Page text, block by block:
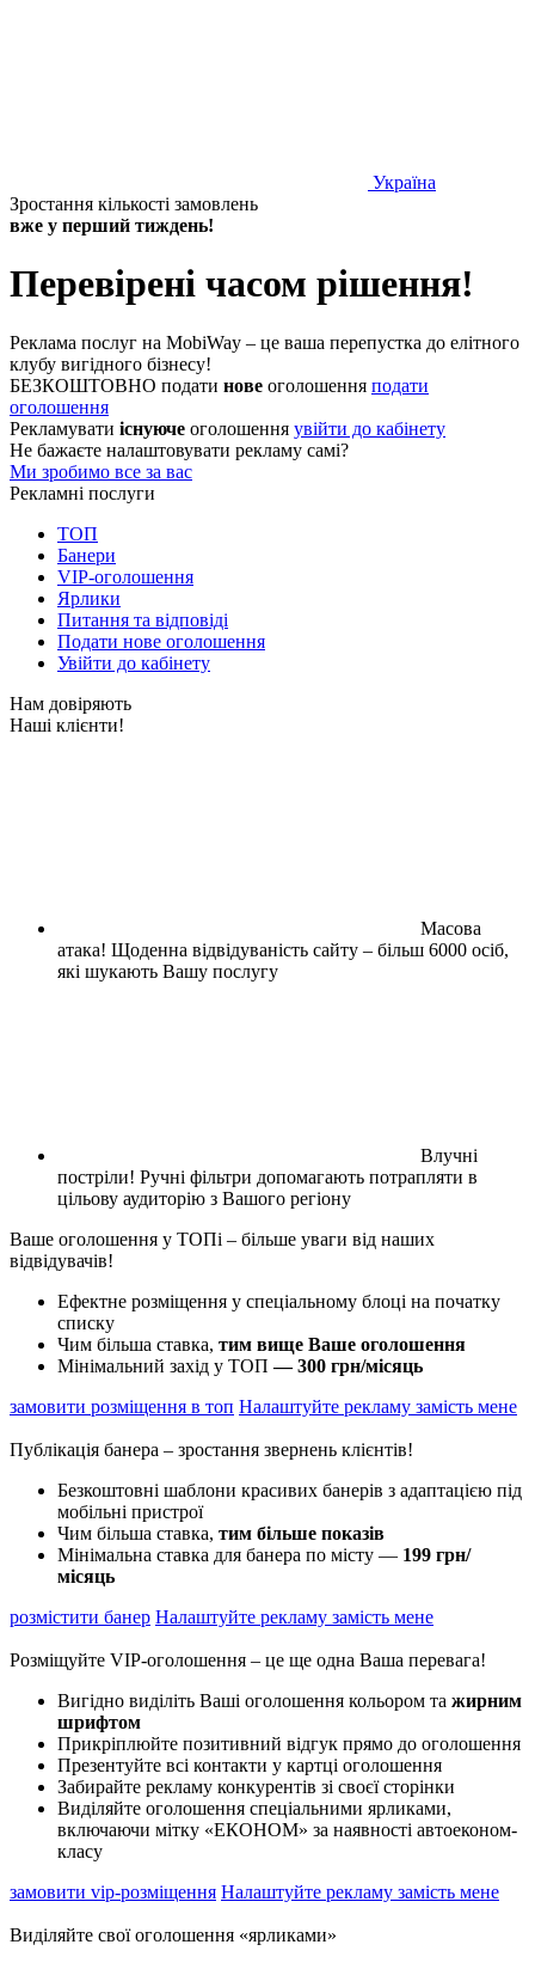
Україна
Зростання кількості замовлень
вже у перший тиждень!
Перевірені часом рішення!
Реклама послуг на MobiWay – це ваша перепустка до елітного
клубу вигідного бізнесу!
БЕЗКОШТОВНО подати нове оголошення подати
оголошення
Рекламувати існуюче оголошення увійти до кабінету
Не бажаєте налаштовувати рекламу самі?
Ми зробимо все за вас
Рекламні послуги
ТОП
Банери
VIP-оголошення
Ярлики
Питання та відповіді
Подати нове оголошення
Увійти до кабінету
Нам довіряють
Наші клієнти!
Масова
атака! Щоденна відвідуваність сайту – більш 6000 осіб,
які шукають Вашу послугу
Влучні
постріли! Ручні фільтри допомагають потрапляти в
цільову аудиторію з Вашого регіону
Ваше оголошення у ТОПі – більше уваги від наших
відвідувачів!
Ефектне розміщення у спеціальному блоці на початку
списку
Чим більша ставка, тим вище Ваше оголошення
Мінімальний захід у ТОП— 300 грн/місяць
замовити розміщення в топ Налаштуйте рекламу замість мене
Публікація банера – зростання звернень клієнтів!
Безкоштовні шаблони красивих банерів з адаптацією під
мобільні пристрої
Чим більша ставка, тим більше показів
Мінімальна ставка для банера по місту — 199 грн/
місяць
розмістити банер Налаштуйте рекламу замість мене
Розміщуйте VIP-оголошення – це ще одна Ваша перевага!
Вигідно виділіть Ваші оголошення кольором та жирним
шрифтом
Прикріплюйте позитивний відгук прямо до оголошення
Презентуйте всі контакти у картці оголошення
Забирайте рекламу конкурентів зі своєї сторінки
Виділяйте оголошення спеціальними ярликами,
включаючи мітку «ЕКОНОМ» за наявності автоеконом-
класу
замовити vip-розміщення Налаштуйте рекламу замість мене
Виділяйте свої оголошення «ярликами»